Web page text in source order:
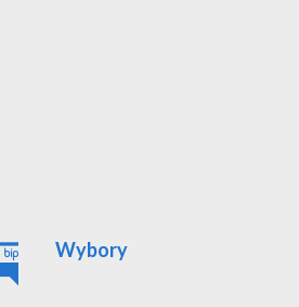
Wybory